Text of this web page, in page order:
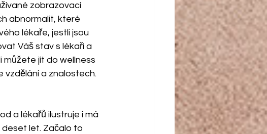
zobrazovací
abnormalit, které
lékaře, jestli jsou
Váš stav s lékaři a
jít do wellness
vzdělání a znalostech.
a lékařů ilustruje i má
deset let. Začalo to